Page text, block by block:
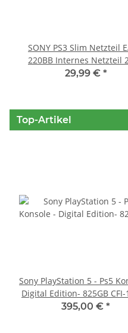
SONY PS3 Slim Netzteil
220BB Internes Netzteil
gebraucht
29,99 € *
Top-Artikel
Sony PlayStation 5 - Ps5
Digital Edition- 825GB CFI-
gebraucht
395,00 € *